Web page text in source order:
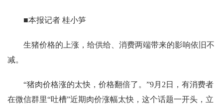
■本报记者 桂小笋
生猪价格的上涨，给供给、消费两端带来的影响依旧不
减。
“猪肉价格涨的太快，价格翻倍了。”9月2日，有消费者
在微信群里“吐槽”近期肉价涨幅太快，这个话题一开头，立